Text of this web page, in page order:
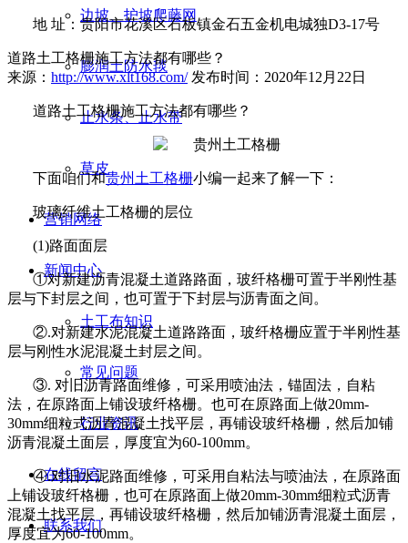
边坡、护坡爬藤网
膨润土防水毯
止水条、止水带
草皮
营销网络
新闻中心
土工布知识
常见问题
行业资讯
在线留言
联系我们
地 址：贵阳市花溪区石板镇金石五金机电城独D3-17号
道路土工格栅施工方法都有哪些？
来源： http://www.xlt168.com/发布时间：2020年12月22日
道路土工格栅施工方法都有哪些？
下面咱们和贵州土工格栅小编一起来了解一下：
玻璃纤维土工格栅的层位
(1)路面面层
①对新建沥青混凝土道路路面，玻纤格栅可置于半刚性基
层与下封层之间，也可置于下封层与沥青面之间。
②.对新建水泥混凝土道路路面，玻纤格栅应置于半刚性基
层与刚性水泥混凝土封层之间。
③. 对旧沥青路面维修，可采用喷油法，锚固法，自粘
法，在原路面上铺设玻纤格栅。也可在原路面上做20mm-
30mm细粒式沥青混凝土找平层，再铺设玻纤格栅，然后加铺
沥青混凝土面层，厚度宜为60-100mm。
④.对旧水泥路面维修，可采用自粘法与喷油法，在原路面
上铺设玻纤格栅，也可在原路面上做20mm-30mm细粒式沥青
混凝土找平层，再铺设玻纤格栅，然后加铺沥青混凝土面层，
厚度宜为60-100mm。